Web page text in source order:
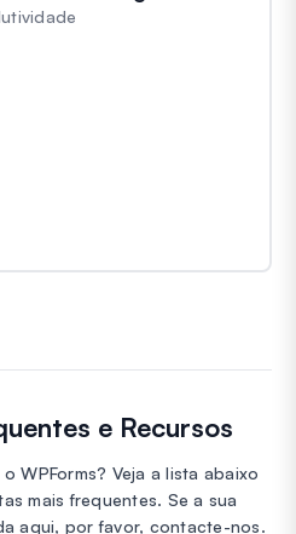
e Recursos
WPForms? Veja a lista abaixo
mais frequentes. Se a sua
aqui, por favor, contacte-nos.